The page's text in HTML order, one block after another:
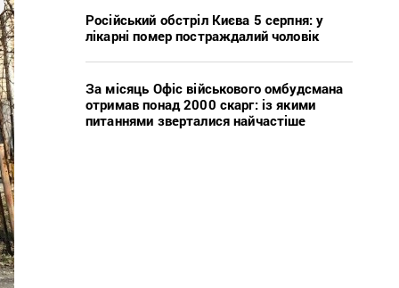
Російський обстріл Києва 5 серпня: у
лікарні помер постраждалий чоловік
За місяць Офіс військового омбудсмана
отримав понад 2000 скарг: із якими
питаннями зверталися найчастіше